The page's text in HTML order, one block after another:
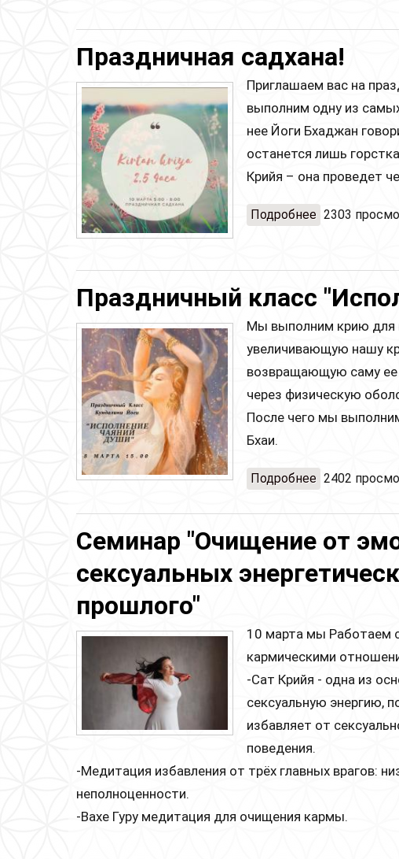
Праздничная садхана!
Приглашаем вас на
выполним одну из
нее Йоги Бхаджан
останется лишь
Крийя – она проведет
Подробнее о
2303
Праздничный класс
Мы выполним крию для
увеличивающую нашу
возвращающую саму ее
через физическую
После чего мы
Бхаи.
Подробнее о
2402
Семинар "Очищение от
сексуальных
прошлого"
10 марта мы Работаем
кармическими
-Сат Крийя - одна из
сексуальную энергию,
избавляет от
поведения.
-Медитация избавления от трёх главных врагов:
неполноценности.
-Вахе Гуру медитация для очищения кармы.